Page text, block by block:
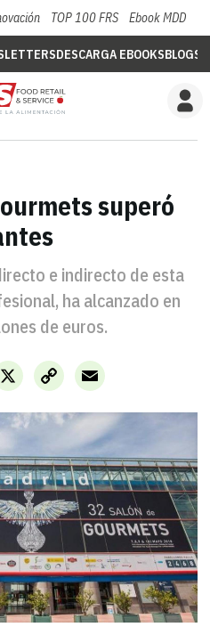
TOP 100 FRS Ebook MDD
DESCARGA EBOOKSBLOGS
superó
e indirecto de esta
ha alcanzado en
de euros.
X
Copy
Link
Email